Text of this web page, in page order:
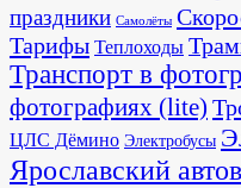
праздники Самолёты
Тарифы Теплоходы
Транспорт в
фотографиях (lite)
ЦЛС Дёмино Электробусы
Ярославский